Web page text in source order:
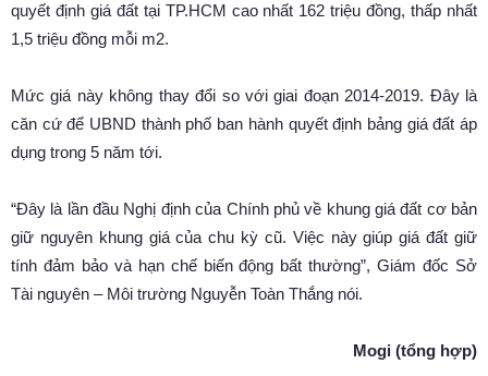
quyết định giá đất tại TP.HCM cao nhất 162 triệu đồng, thấp nhất
1,5 triệu đồng mỗi m2.
Mức giá này không thay đổi so với giai đoạn 2014-2019. Đây là
căn cứ để UBND thành phố ban hành quyết định bảng giá đất áp
dụng trong 5 năm tới.
“Đây là lần đầu Nghị định của Chính phủ về khung giá đất cơ bản
giữ nguyên khung giá của chu kỳ cũ. Việc này giúp giá đất giữ
tính đảm bảo và hạn chế biến động bất thường”, Giám đốc Sở
Tài nguyên – Môi trường Nguyễn Toàn Thắng nói.
Mogi (tổng hợp)